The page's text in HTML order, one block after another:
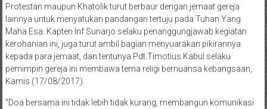
Protestan maupun Khatolik turut berbaur dengan jemaat gereja
lainnya untuk menyatukan pandangan tertuju pada Tuhan Yang
Maha Esa. Kapten Inf Sunarjo selaku penanggungjawab kegiatan
kerohanian ini, juga turut ambil bagian menyuarakan pikirannya
kepada para jemaat, dan tentunya Pdt.Timotius Kabul selaku
pemimpin gereja ini membawa tema religi bernuansa kebangsaan,
Kamis (17/08/2017).
“Doa bersama ini tidak lebih tidak kurang, membangun komunikasi